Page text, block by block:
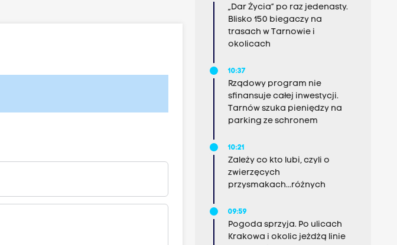
„Dar Życia” po raz jedenasty.
Blisko 150 biegaczy na
trasach w Tarnowie i
okolicach
10:37
Rządowy program nie
sfinansuje całej inwestycji.
Tarnów szuka pieniędzy na
parking ze schronem
10:21
Zależy co kto lubi, czyli o
zwierzęcych
przysmakach...różnych
09:59
Pogoda sprzyja. Po ulicach
Krakowa i okolic jeżdżą linie